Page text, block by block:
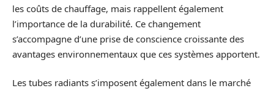
les coûts de chauffage, mais rappellent également
l’importance de la durabilité. Ce changement
s’accompagne d’une prise de conscience croissante des
avantages environnementaux que ces systèmes apportent.
Les tubes radiants s’imposent également dans le marché